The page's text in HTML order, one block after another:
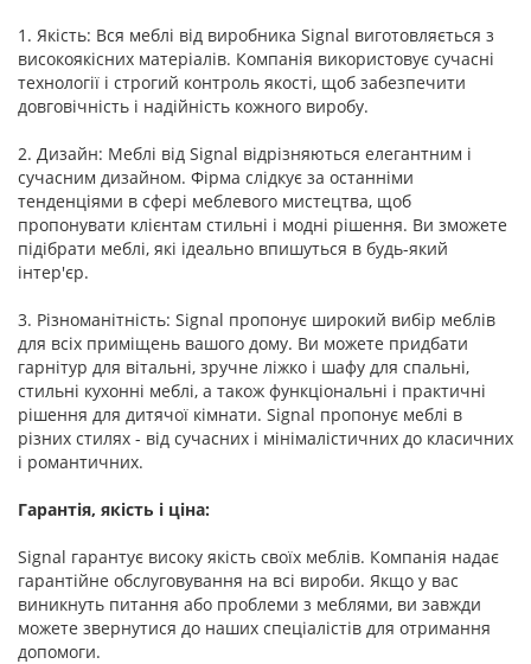
1. Якість: Вся меблі від виробника Signal виготовляється з
високоякісних матеріалів. Компанія використовує сучасні
технології і строгий контроль якості, щоб забезпечити
довговічність і надійність кожного виробу.
2. Дизайн: Меблі від Signal відрізняються елегантним і
сучасним дизайном. Фірма слідкує за останніми
тенденціями в сфері меблевого мистецтва, щоб
пропонувати клієнтам стильні і модні рішення. Ви зможете
підібрати меблі, які ідеально впишуться в будь-який
інтер'єр.
3. Різноманітність: Signal пропонує широкий вибір меблів
для всіх приміщень вашого дому. Ви можете придбати
гарнітур для вітальні, зручне ліжко і шафу для спальні,
стильні кухонні меблі, а також функціональні і практичні
рішення для дитячої кімнати. Signal пропонує меблі в
різних стилях - від сучасних і мінімалістичних до класичних
і романтичних.
Гарантія, якість і ціна:
Signal гарантує високу якість своїх меблів. Компанія надає
гарантійне обслуговування на всі вироби. Якщо у вас
виникнуть питання або проблеми з меблями, ви завжди
можете звернутися до наших спеціалістів для отримання
допомоги.